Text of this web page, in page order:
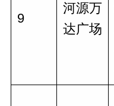
9
河源万
达广场